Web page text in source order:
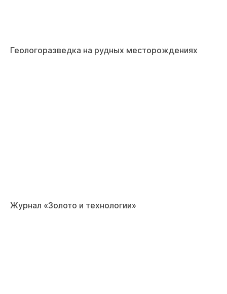
Геологоразведка на рудных месторождениях
Журнал «Золото и технологии»